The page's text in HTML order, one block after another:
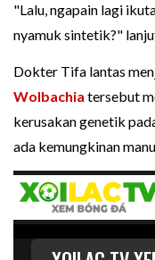
"Lalu, ngapain lagi
nyamuk sintetik?"
Dokter Tifa lantas
Wolbachia tersebut
kerusakan genetik
ada kemungkinan